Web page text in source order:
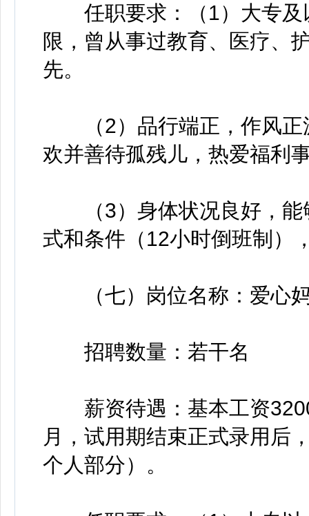
任职要求：（1）大专及
限，曾从事过教育、医疗、
先。
（2）品行端正，作风正
欢并善待孤残儿，热爱福利
（3）身体状况良好，能
式和条件（12小时倒班制）
（七）岗位名称：爱心
招聘数量：若干名
薪资待遇：基本工资
月，试用期结束正式录用后
个人部分）。